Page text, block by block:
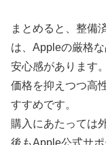
まとめると、整備
は、Appleの厳格
安心感があります。
価格を抑えつつ高
すすめです。
購入にあたっては
後もApple公式サポ